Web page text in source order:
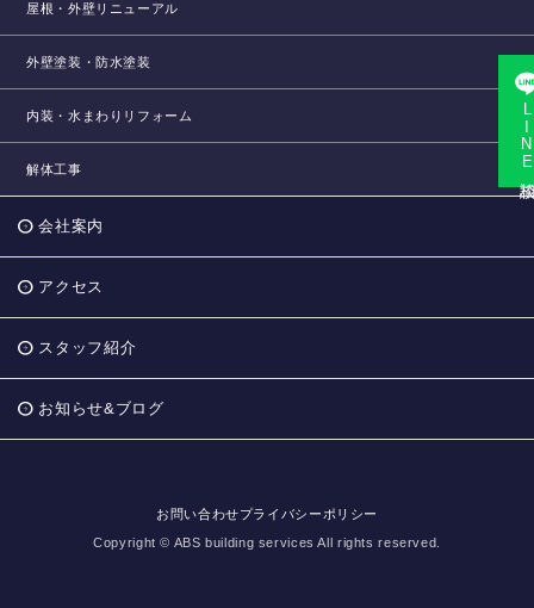
屋根・外壁リニューアル
外壁塗装・防水塗装
内装・水まわりリフォーム
解体工事
会社案内
アクセス
スタッフ紹介
お知らせ&ブログ
お問い合わせプライバシーポリシー
Copyright © ABS building services All rights reserved.